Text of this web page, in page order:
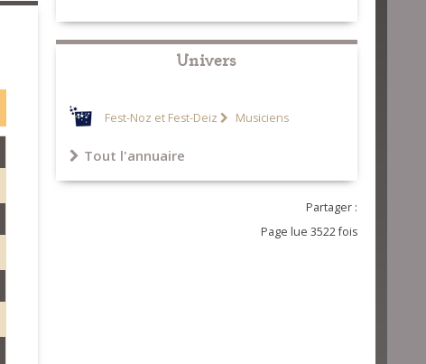
Univers
Fest-Noz et Fest-Deiz Musiciens
Tout l'annuaire
Partager :
Page lue 3522 fois